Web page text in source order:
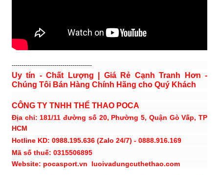
-----------------------------------------
Uy tín - Chất Lượng | Giá Rẻ Cạnh Tranh Hơn -
Chúng Tôi Bán Hàng Chính Hãng cho Quý Khách
CÔNG TY TNHH THỂ THAO POCA
Địa chỉ: 181/11 đường số 20, Phường 5, Quận Gò Vấp, TP
HCM
Hotline KD: 0988.195.636 (Zalo 24/7) - 0888.916.169
Mã số thuế: 0315506895
Website: pocasport.vn luoivadungcuthethao.com